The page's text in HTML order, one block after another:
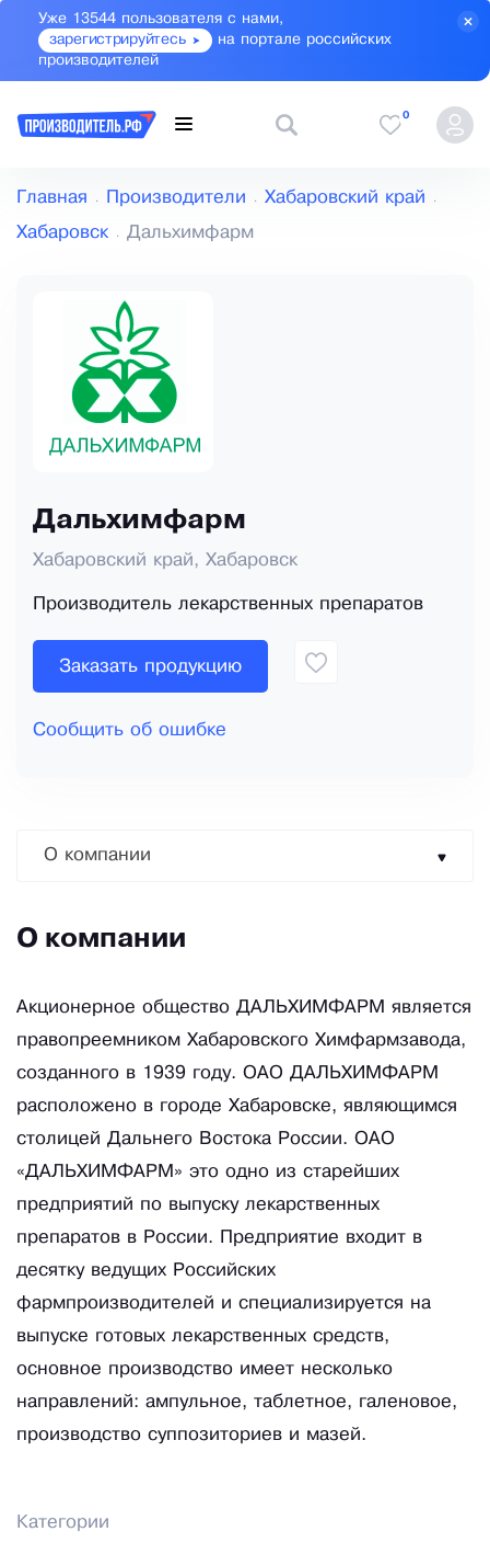
Уже 13544 пользователя с нами,
зарегистрируйтесь
на портале российских
производителей
0
Главная Производители Хабаровский край
Хабаровск Дальхимфарм
Дальхимфарм
Хабаровский край, Хабаровск
Производитель лекарственных препаратов
Заказать продукцию
Сообщить об ошибке
О компании
О компании
Акционерное общество ДАЛЬХИМФАРМ является
правопреемником Хабаровского Химфармзавода,
созданного в 1939 году. ОАО ДАЛЬХИМФАРМ
расположено в городе Хабаровске, являющимся
столицей Дальнего Востока России. ОАО
«ДАЛЬХИМФАРМ» это одно из старейших
предприятий по выпуску лекарственных
препаратов в России. Предприятие входит в
десятку ведущих Российских
фармпроизводителей и специализируется на
выпуске готовых лекарственных средств,
основное производство имеет несколько
направлений: ампульное, таблетное, галеновое,
производство суппозиториев и мазей.
Категории